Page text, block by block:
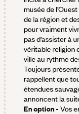
musée de
de la région et
pour vraiment
pas d’assister à
véritable religion
ville au rythme
Toujours
rappellent que
étendues
annoncent la
En option - Vos